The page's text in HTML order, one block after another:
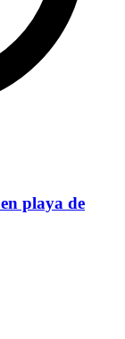
playa de